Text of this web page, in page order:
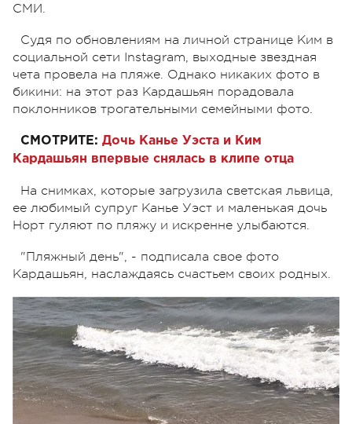
СМИ.
Судя по обновлениям на личной странице Ким в
социальной сети Instagram, выходные звездная
чета провела на пляже. Однако никаких фото в
бикини: на этот раз Кардашьян порадовала
поклонников трогательными семейными фото.
СМОТРИТЕ: Дочь Канье Уэста и Ким
Кардашьян впервые снялась в клипе отца
На снимках, которые загрузила светская львица,
ее любимый супруг Канье Уэст и маленькая дочь
Норт гуляют по пляжу и искренне улыбаются.
"Пляжный день", - подписала свое фото
Кардашьян, наслаждаясь счастьем своих родных.